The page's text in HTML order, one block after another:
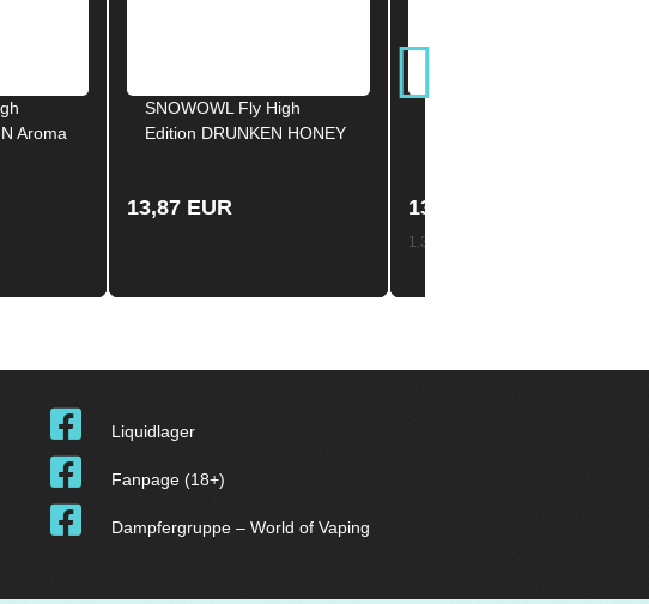
Aroma
SNOWOWL Fly High
Edition DRUNKEN HONEY
13,87 EUR 13,87 EUR
1.387,00 EUR pro Liter
Liquidlager
Fanpage (18+)
Dampfergruppe – World of Vaping